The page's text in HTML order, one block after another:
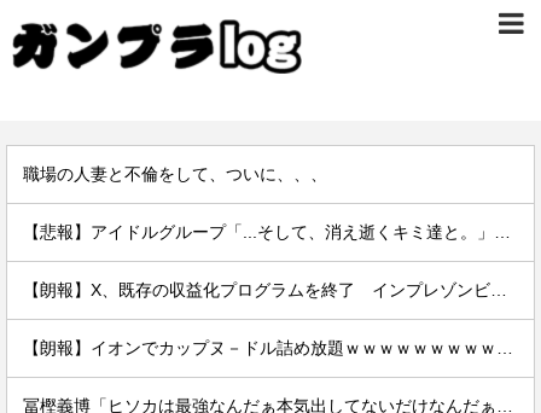
職場の人妻と不倫をして、ついに、、、